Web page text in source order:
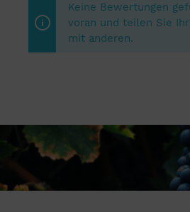
Keine Bewertungen
voran und teilen Sie
mit anderen.